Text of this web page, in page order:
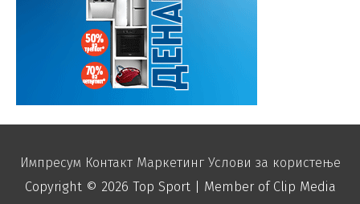
Импресум Контакт Маркетинг Услови за користење
Copyright © 2026 Top Sport| Member of Clip Media